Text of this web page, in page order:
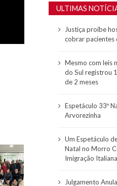
ULTIMAS
Justiça proíbe
cobrar pacientes
Mesmo com leis
do Sul registrou
de 2 meses
Espetáculo 33º
Arvorezinha
Um Espetáculo
Natal no Morro
Imigração Italiana
Julgamento